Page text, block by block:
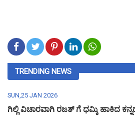
TRENDING NEWS
SUN,25 JAN 2026
ಗಿಲ್ಲಿ ವಿಚಾರವಾಗಿ ರಜತ್ ಗೆ ಧಮ್ಕಿ ಹಾಕಿದ